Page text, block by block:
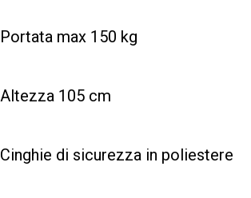
Portata max 150 kg
Altezza 105 cm
Cinghie di sicurezza in poliestere